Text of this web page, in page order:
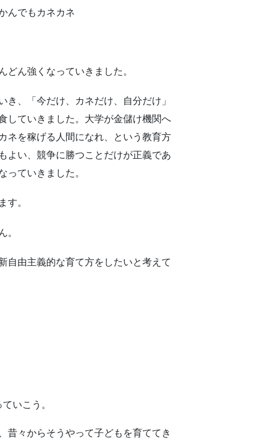
んでもカネカネ
どん強くなっていきました。
、「今だけ、カネだけ、自分だけ」
していきました。大学が金儲け機関へ
ネを稼げる人間になれ、という教育方
よい、競争に勝つことだけが正義であ
っていきました。
す。
。
自由主義的な育て方をしたいと考えて
いこう。
昔々からそうやって子どもを育ててき